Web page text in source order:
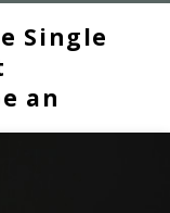
Single
an